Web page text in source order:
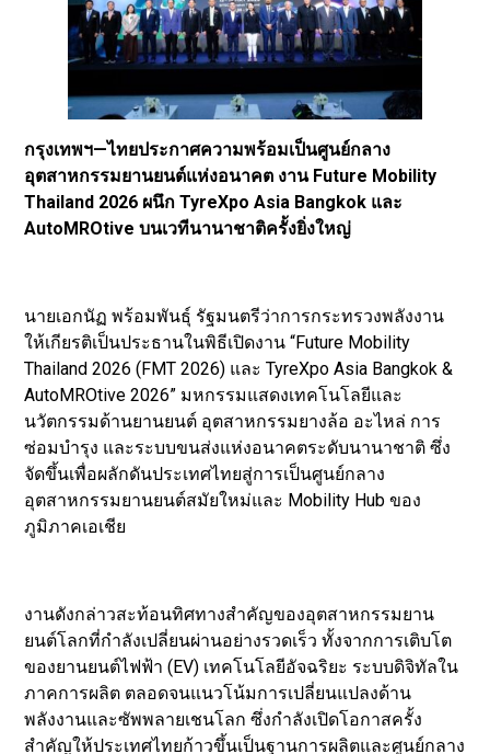
กรุงเทพฯ—ไทยประกาศความพร้อมเป็นศูนย์กลาง
อุตสาหกรรมยานยนต์แห่งอนาคต งาน Future Mobility
Thailand 2026 ผนึก TyreXpo Asia Bangkok และ
AutoMROtive บนเวทีนานาชาติครั้งยิ่งใหญ่
นายเอกนัฏ พร้อมพันธุ์ รัฐมนตรีว่าการกระทรวงพลังงาน
ให้เกียรติเป็นประธานในพิธีเปิดงาน “Future Mobility
Thailand 2026 (FMT 2026) และ TyreXpo Asia Bangkok &
AutoMROtive 2026” มหกรรมแสดงเทคโนโลยีและ
นวัตกรรมด้านยานยนต์ อุตสาหกรรมยางล้อ อะไหล่ การ
ซ่อมบำรุง และระบบขนส่งแห่งอนาคตระดับนานาชาติ ซึ่ง
จัดขึ้นเพื่อผลักดันประเทศไทยสู่การเป็นศูนย์กลาง
อุตสาหกรรมยานยนต์สมัยใหม่และ Mobility Hub ของ
ภูมิภาคเอเชีย
งานดังกล่าวสะท้อนทิศทางสำคัญของอุตสาหกรรมยาน
ยนต์โลกที่กำลังเปลี่ยนผ่านอย่างรวดเร็ว ทั้งจากการเติบโต
ของยานยนต์ไฟฟ้า (EV) เทคโนโลยีอัจฉริยะ ระบบดิจิทัลใน
ภาคการผลิต ตลอดจนแนวโน้มการเปลี่ยนแปลงด้าน
พลังงานและซัพพลายเชนโลก ซึ่งกำลังเปิดโอกาสครั้ง
สำคัญให้ประเทศไทยก้าวขึ้นเป็นฐานการผลิตและศูนย์กลาง